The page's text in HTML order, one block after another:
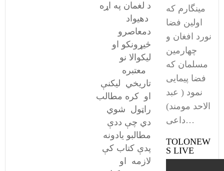
د لغمان په اړه
دهيواد
دمعاصرو
څيړونکو او
ليکوالا نو
معتبره
تاريخي ليکنې
او کره مطالب
راټول شوي
دي چې ددې
مطالبو يادونه
پدې کتاب کې
لازمه او
مینگارم که
اولین فضا
نورد افغان و
چهارمین
مسلمان که
فضا پیمایی
نمود ( عبد
الاحد مومند)
داعی…
TOLONEW
S LIVE